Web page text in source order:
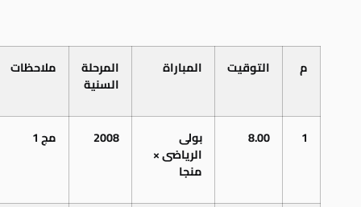
م التوقيت المباراة المرحلة
السنية
ملاحظات
1
8.00 بولى
الرياضى ×
منجا
2008 مج 1